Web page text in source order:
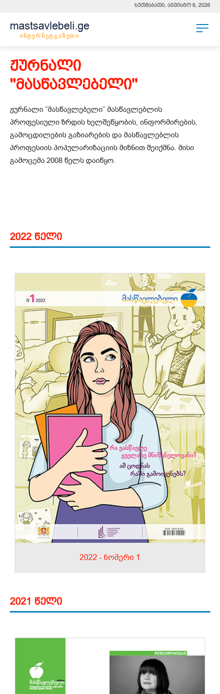
ხუთშაბათი, აგვისტო 6, 2026
mastsavlebeli.ge
ინტერნეტგაზეთი
ჟურნალი
''მასწავლებელი''
ჟურნალი ”მასწავლებელი” მასწავლებლის
პროფესიული ზრდის ხელშეწყობის, ინფორმირების,
გამოცდილების გაზიარების და მასწავლებლის
პროფესიის პოპულარიზაციის მიზნით შეიქმნა. მისი
გამოცემა 2008 წელს დაიწყო.
2022 წელი
2022 - ნომერი 1
2021 წელი